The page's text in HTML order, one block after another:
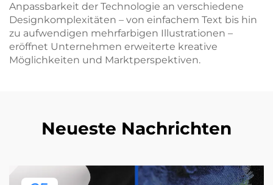
Anpassbarkeit der Technologie an verschiedene
Designkomplexitäten – von einfachem Text bis hin
zu aufwendigen mehrfarbigen Illustrationen –
eröffnet Unternehmen erweiterte kreative
Möglichkeiten und Marktperspektiven.
Neueste Nachrichten